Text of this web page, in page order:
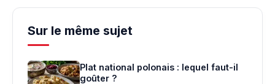
Sur le même sujet
Plat national polonais : lequel faut-il
goûter ?